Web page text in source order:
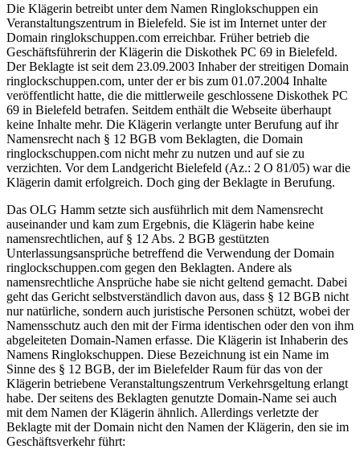
Die Klägerin betreibt unter dem Namen Ringlokschuppen ein
Veranstaltungszentrum in Bielefeld. Sie ist im Internet unter der
Domain ringlokschuppen.com erreichbar. Früher betrieb die
Geschäftsführerin der Klägerin die Diskothek PC 69 in Bielefeld.
Der Beklagte ist seit dem 23.09.2003 Inhaber der streitigen Domain
ringlockschuppen.com, unter der er bis zum 01.07.2004 Inhalte
veröffentlicht hatte, die die mittlerweile geschlossene Diskothek PC
69 in Bielefeld betrafen. Seitdem enthält die Webseite überhaupt
keine Inhalte mehr. Die Klägerin verlangte unter Berufung auf ihr
Namensrecht nach § 12 BGB vom Beklagten, die Domain
ringlockschuppen.com nicht mehr zu nutzen und auf sie zu
verzichten. Vor dem Landgericht Bielefeld (Az.: 2 O 81/05) war die
Klägerin damit erfolgreich. Doch ging der Beklagte in Berufung.
Das OLG Hamm setzte sich ausführlich mit dem Namensrecht
auseinander und kam zum Ergebnis, die Klägerin habe keine
namensrechtlichen, auf § 12 Abs. 2 BGB gestützten
Unterlassungsansprüche betreffend die Verwendung der Domain
ringlockschuppen.com gegen den Beklagten. Andere als
namensrechtliche Ansprüche habe sie nicht geltend gemacht. Dabei
geht das Gericht selbstverständlich davon aus, dass § 12 BGB nicht
nur natürliche, sondern auch juristische Personen schützt, wobei der
Namensschutz auch den mit der Firma identischen oder den von ihm
abgeleiteten Domain-Namen erfasse. Die Klägerin ist Inhaberin des
Namens Ringlokschuppen. Diese Bezeichnung ist ein Name im
Sinne des § 12 BGB, der im Bielefelder Raum für das von der
Klägerin betriebene Veranstaltungszentrum Verkehrsgeltung erlangt
habe. Der seitens des Beklagten genutzte Domain-Name sei auch
mit dem Namen der Klägerin ähnlich. Allerdings verletzte der
Beklagte mit der Domain nicht den Namen der Klägerin, den sie im
Geschäftsverkehr führt: